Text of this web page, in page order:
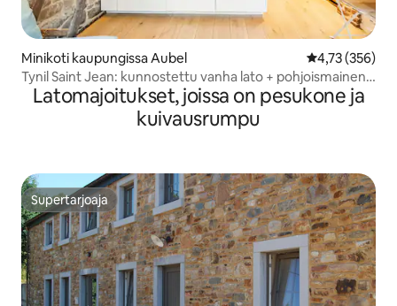
Minikoti kaupungissa Aubel
4,73 (356)
Tynil Saint Jean: kunnostettu vanha lato + pohjoismainen
kylpyamme
Latomajoitukset, joissa on pesukone ja
kuivausrumpu
Supertarjoaja
Supertarjoaja